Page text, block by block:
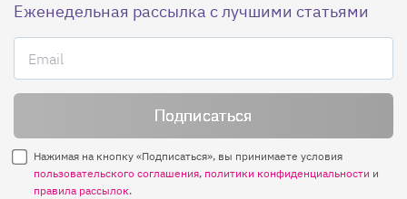
Еженедельная рассылка с лучшими статьями
Нажимая на кнопку «Подписаться», вы принимаете условия
пользовательского соглашения, политики конфиденциальности и
правила рассылок.